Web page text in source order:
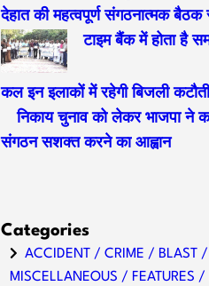
देहात की महत्वपूर्ण संगठनात्मक बैठक
टाइम बैंक में होता है
कल इन इलाकों में रहेगी बिजली
निकाय चुनाव को लेकर भाजपा ने
संगठन सशक्त करने का आह्वान
Categories
ACCIDENT / CRIME / BLAST
MISCELLANEOUS / FEATURES